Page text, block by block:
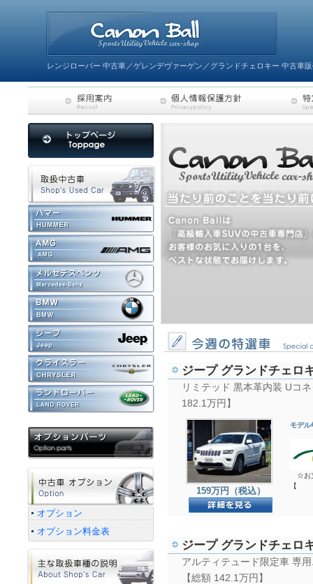
レンジローバー 中古車／ゲレンデヴァーゲン／グランドチェロキー 中古車
ジープ グランドチェロ
リミテッド 黒本革内装 Uコ
182.1万円】
モデル
☆お
【
159万円（税込）
ジープ グランドチェロ
アルティテュード限定車 専
【総額 142.1万円】
オプション
オプション料金表